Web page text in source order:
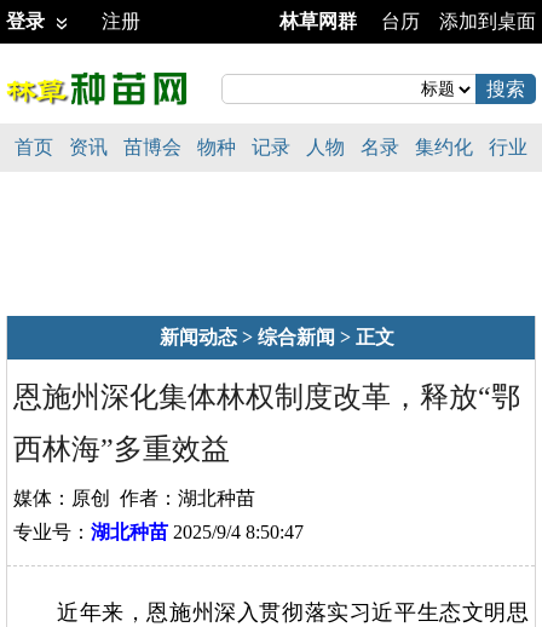
登录 注册 林草网群 台历 添加到桌面
首页 资讯 苗博会 物种 记录 人物 名录 集约化 行业
新闻动态 > 综合新闻 > 正文
恩施州深化集体林权制度改革，释放“鄂
西林海”多重效益
媒体：原创 作者：湖北种苗
专业号： 湖北种苗 2025/9/4 8:50:47
近年来，恩施州深入贯彻落实习近平生态文明思